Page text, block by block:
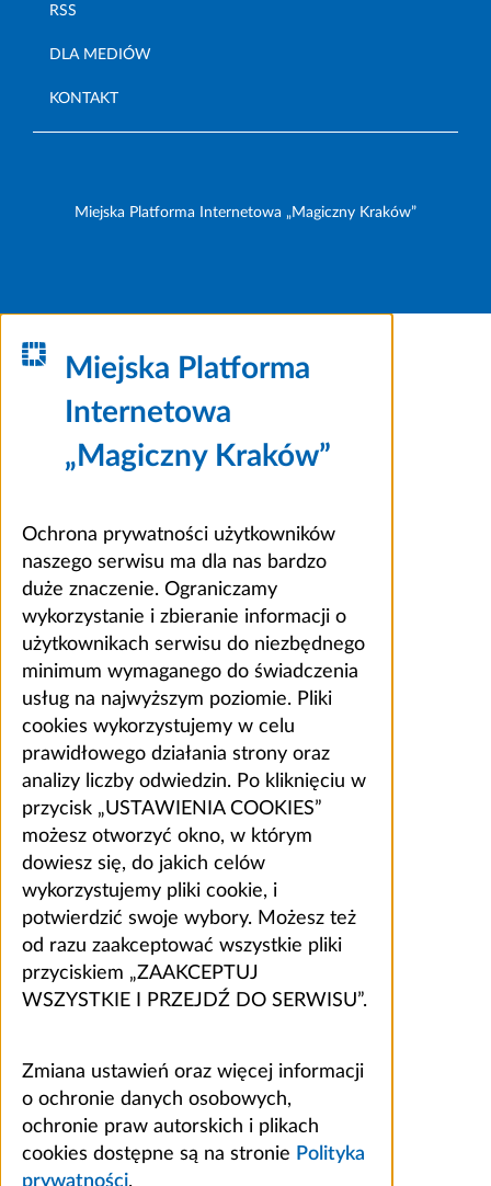
RSS
DLA MEDIÓW
KONTAKT
Miejska Platforma Internetowa „Magiczny Kraków”
Miejska Platforma
Internetowa
„Magiczny Kraków”
Ochrona prywatności użytkowników
naszego serwisu ma dla nas bardzo
duże znaczenie. Ograniczamy
wykorzystanie i zbieranie informacji o
użytkownikach serwisu do niezbędnego
minimum wymaganego do świadczenia
usług na najwyższym poziomie. Pliki
cookies wykorzystujemy w celu
prawidłowego działania strony oraz
analizy liczby odwiedzin. Po kliknięciu w
przycisk „USTAWIENIA COOKIES”
możesz otworzyć okno, w którym
dowiesz się, do jakich celów
wykorzystujemy pliki cookie, i
potwierdzić swoje wybory. Możesz też
od razu zaakceptować wszystkie pliki
przyciskiem „ZAAKCEPTUJ
WSZYSTKIE I PRZEJDŹ DO SERWISU”.
Zmiana ustawień oraz więcej informacji
o ochronie danych osobowych,
ochronie praw autorskich i plikach
cookies dostępne są na stronie Polityka
prywatności.